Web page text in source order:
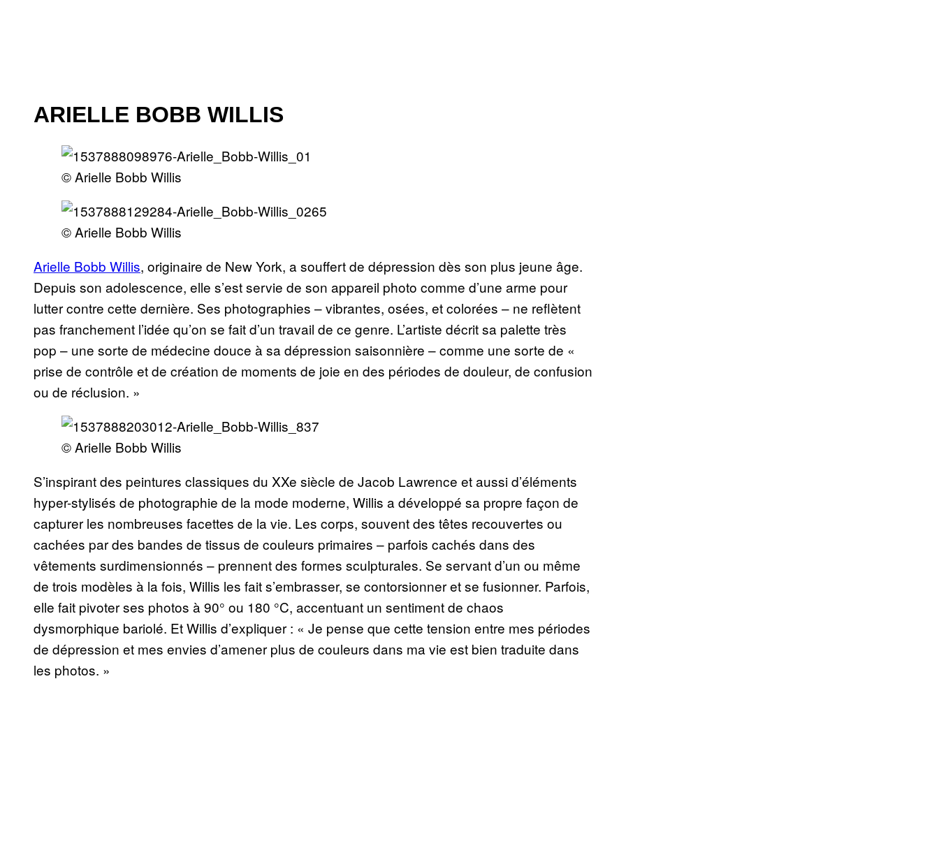
ARIELLE BOBB WILLIS
© Arielle Bobb Willis
© Arielle Bobb Willis
Arielle Bobb Willis, originaire de New York, a souffert de dépression dès son plus jeune âge.
Depuis son adolescence, elle s’est servie de son appareil photo comme d’une arme pour
lutter contre cette dernière. Ses photographies – vibrantes, osées, et colorées – ne reflètent
pas franchement l’idée qu’on se fait d’un travail de ce genre. L’artiste décrit sa palette très
pop – une sorte de médecine douce à sa dépression saisonnière – comme une sorte de «
prise de contrôle et de création de moments de joie en des périodes de douleur, de confusion
ou de réclusion. »
© Arielle Bobb Willis
S’inspirant des peintures classiques du XXe siècle de Jacob Lawrence et aussi d’éléments
hyper-stylisés de photographie de la mode moderne, Willis a développé sa propre façon de
capturer les nombreuses facettes de la vie. Les corps, souvent des têtes recouvertes ou
cachées par des bandes de tissus de couleurs primaires – parfois cachés dans des
vêtements surdimensionnés – prennent des formes sculpturales. Se servant d’un ou même
de trois modèles à la fois, Willis les fait s’embrasser, se contorsionner et se fusionner. Parfois,
elle fait pivoter ses photos à 90° ou 180 °C, accentuant un sentiment de chaos
dysmorphique bariolé. Et Willis d’expliquer : « Je pense que cette tension entre mes périodes
de dépression et mes envies d’amener plus de couleurs dans ma vie est bien traduite dans
les photos. »